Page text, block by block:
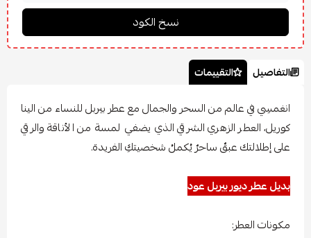
التفاصيل التقييمات
انغمسِي في عالم من السحر والجمال مع عطر بيربل للنساء من الينا
كوريل، العطر الزهري الشرقي الذي يضفي لمسة من الأناقة والرقي
على إطلالتك عبقٌ ساحرٌ يُكملُ شخصيتكِ الفريدة.
بديل عطر ديور بيربل عود
مكونات العطر: